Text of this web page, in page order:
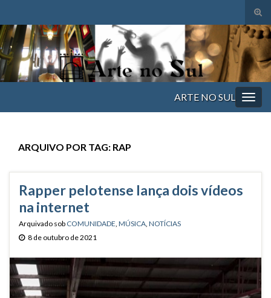
de
Search for:
ARTE NO SUL
ARQUIVO POR TAG: RAP
Rapper pelotense lança dois vídeos
na internet
Arquivado sob COMUNIDADE MÚSICA NOTÍCIAS
8 de outubro de 2021